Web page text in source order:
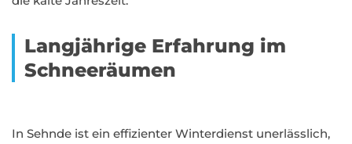
Langjährige Erfahrung im
Schneeräumen
In Sehnde ist ein effizienter Winterdienst unerlässlich,